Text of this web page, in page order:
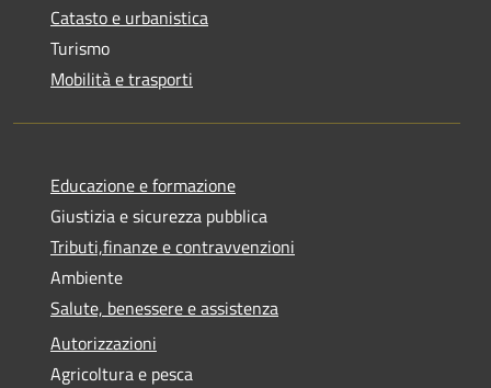
Catasto e urbanistica
Turismo
Mobilità e trasporti
Educazione e formazione
Giustizia e sicurezza pubblica
Tributi,finanze e contravvenzioni
Ambiente
Salute, benessere e assistenza
Autorizzazioni
Agricoltura e pesca